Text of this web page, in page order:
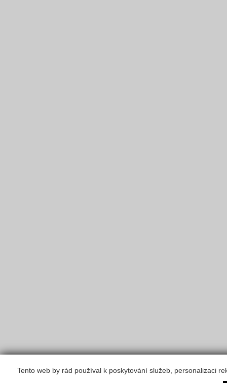
Tento web by rád používal k poskytování služeb, personalizaci